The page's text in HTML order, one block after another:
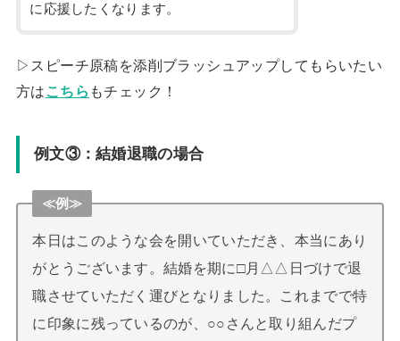
に応援したくなります。
▷スピーチ原稿を添削ブラッシュアップしてもらいたい
方は こちら もチェック！
例文③：結婚退職の場合
≪例≫
本日はこのような会を開いていただき、本当にあり
がとうございます。結婚を期に□月△△日づけで退
職させていただく運びとなりました。これまでで特
に印象に残っているのが、○○さんと取り組んだプ